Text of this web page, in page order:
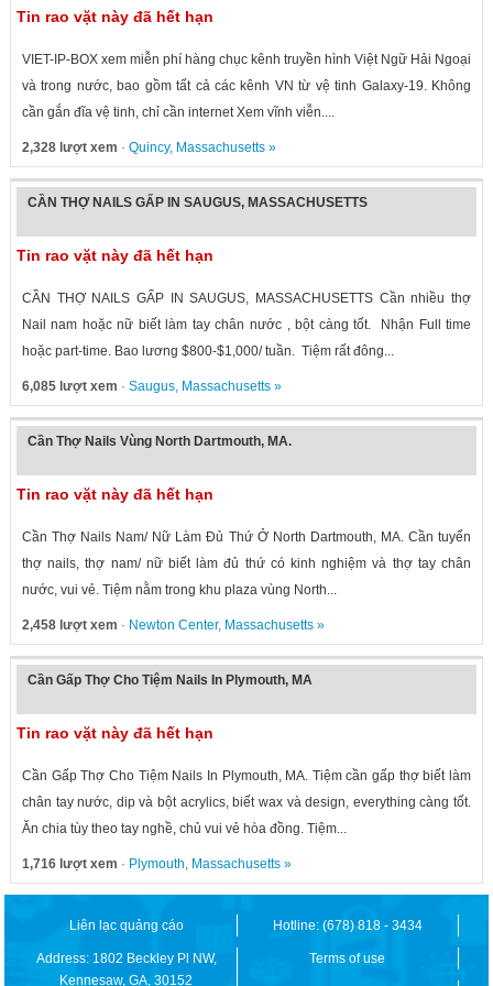
Tin rao vặt này đã hết hạn
VIET-IP-BOX xem miễn phí hàng chục kênh truyền hình Việt Ngữ Hải Ngoại
và trong nước, bao gồm tất cả các kênh VN từ vệ tinh Galaxy-19. Không
cần gắn đĩa vệ tinh, chỉ cần internet Xem vĩnh viễn....
2,328 lượt xem · Quincy, Massachusetts»
CẦN THỢ NAILS GẤP IN SAUGUS, MASSACHUSETTS
Tin rao vặt này đã hết hạn
CẦN THỢ NAILS GẤP IN SAUGUS, MASSACHUSETTS Cần nhiều thợ
Nail nam hoặc nữ biết làm tay chân nước , bột càng tốt. Nhận Full time
hoặc part-time. Bao lương $800-$1,000/ tuần. Tiệm rất đông...
6,085 lượt xem · Saugus, Massachusetts»
Cần Thợ Nails Vùng North Dartmouth, MA.
Tin rao vặt này đã hết hạn
Cần Thợ Nails Nam/ Nữ Làm Đủ Thứ Ở North Dartmouth, MA. Cần tuyển
thợ nails, thợ nam/ nữ biết làm đủ thứ có kinh nghiệm và thợ tay chân
nước, vui vẻ. Tiệm nằm trong khu plaza vùng North...
2,458 lượt xem · Newton Center, Massachusetts»
Cần Gấp Thợ Cho Tiệm Nails In Plymouth, MA
Tin rao vặt này đã hết hạn
Cần Gấp Thợ Cho Tiệm Nails In Plymouth, MA. Tiệm cần gấp thợ biết làm
chân tay nước, dip và bột acrylics, biết wax và design, everything càng tốt.
Ăn chia tùy theo tay nghề, chủ vui vẻ hòa đồng. Tiệm...
1,716 lượt xem · Plymouth, Massachusetts»
Liên lạc quảng cáo Hotline: (678) 818 - 3434
Address: 1802 Beckley Pl NW,
Kennesaw, GA, 30152
Terms of use